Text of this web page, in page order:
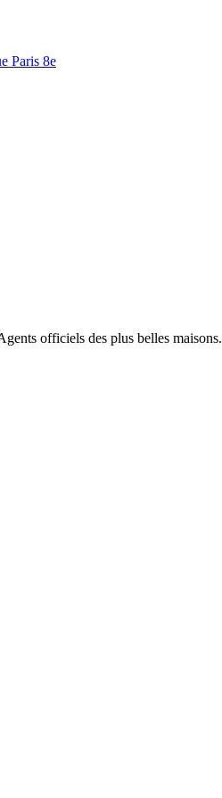
Paris 8e
officiels des plus belles maisons.